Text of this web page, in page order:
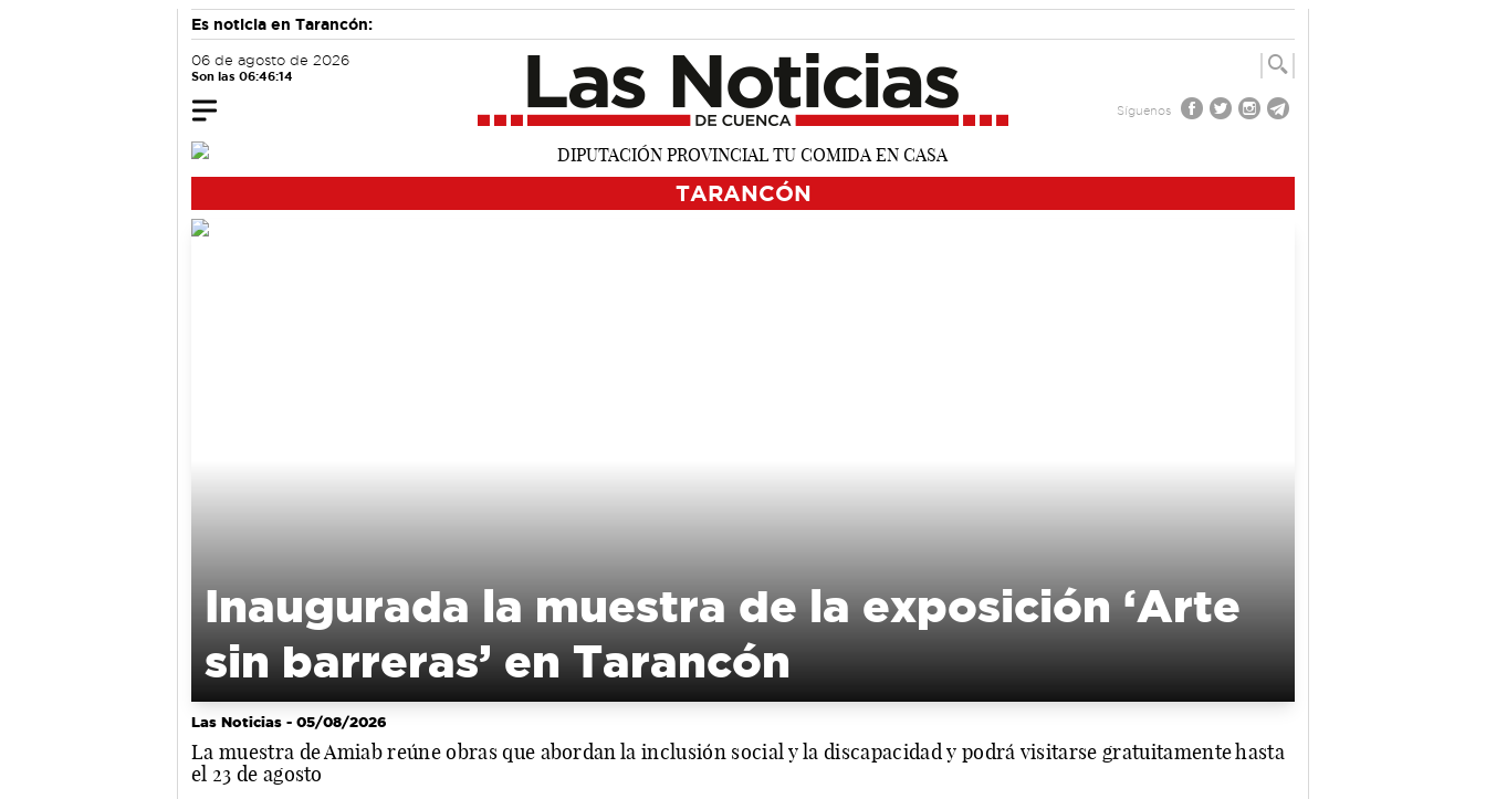
Es noticia en Tarancón:
06 de agosto de 2026
Son las 06:46:15
Síguenos
TARANCÓN
Inaugurada la muestra de la exposición ‘Arte
sin barreras’ en Tarancón
Las Noticias - 05/08/2026
La muestra de Amiab reúne obras que abordan la inclusión social y la discapacidad y podrá visitarse gratuitamente hasta
el 23 de agosto